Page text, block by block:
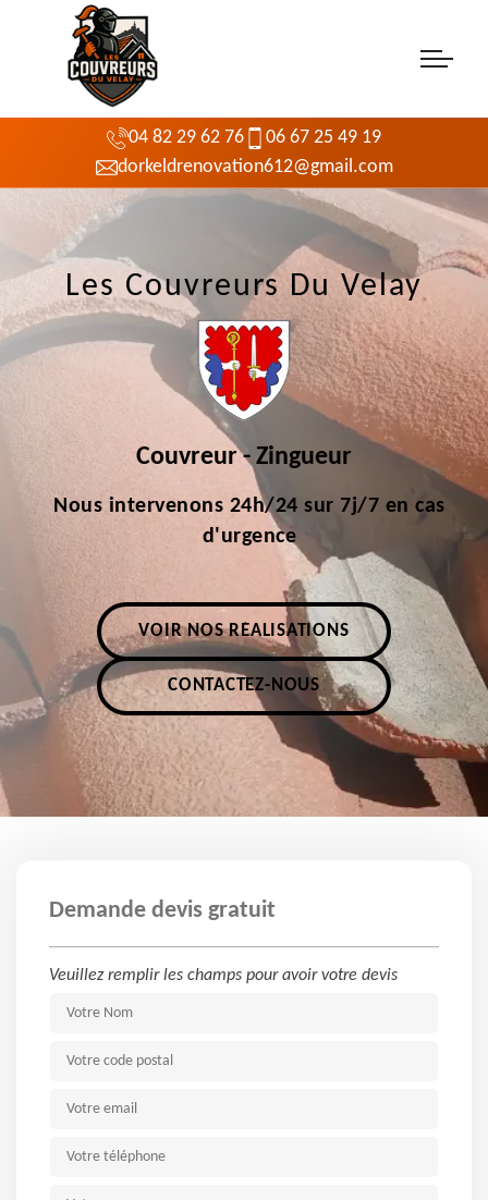
04 82 29 62 76
06 67 25 49 19
dorkeldrenovation612@gmail.com
Les Couvreurs Du Velay
Couvreur - Zingueur
Nous intervenons 24h/24 sur 7j/7 en cas
d'urgence
VOIR NOS RÉALISATIONS
CONTACTEZ-NOUS
Demande devis gratuit
Veuillez remplir les champs pour avoir votre devis